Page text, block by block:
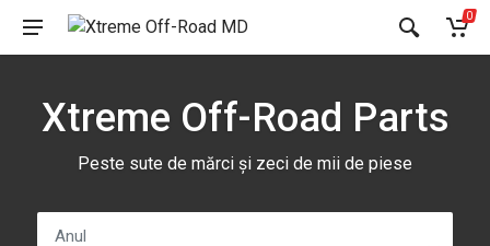
0
Xtreme Off-Road Parts
Peste sute de mărci și zeci de mii de piese